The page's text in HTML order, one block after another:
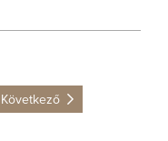
Következő